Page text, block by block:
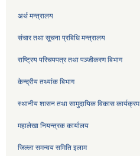
अर्थ मन्त्रालय
संचार तथा सूचना प्रबिधि मन्त्रालय
राष्ट्रिय परिचयपत्र तथा पञ्जीकरण बिभाग
केन्द्रीय तथ्यांक बिभाग
स्थानीय शासन तथा सामुदायिक विकास कार्यक्रम
महालेखा नियन्त्रक कार्यालय
जिल्ला समन्वय समिति इलाम